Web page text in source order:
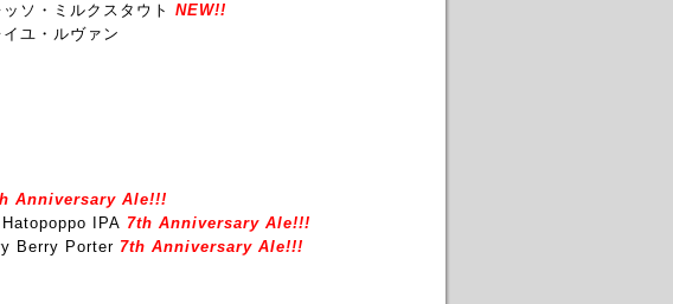
ソ・ミルクスタウト NEW!!
ユ・ルヴァン
Anniversary Ale!!!
IPA 7th Anniversary Ale!!!
Berry Porter 7th Anniversary Ale!!!